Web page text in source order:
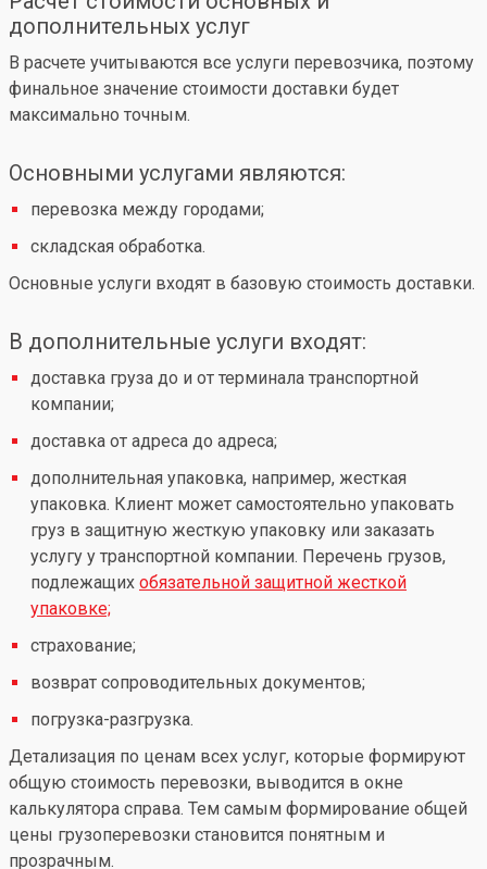
дополнительных услуг
В расчете учитываются все услуги перевозчика, поэтому
финальное значение стоимости доставки будет
максимально точным.
Основными услугами являются:
перевозка между городами;
складская обработка.
Основные услуги входят в базовую стоимость доставки.
В дополнительные услуги входят:
доставка груза до и от терминала транспортной
компании;
доставка от адреса до адреса;
дополнительная упаковка, например, жесткая
упаковка. Клиент может самостоятельно упаковать
груз в защитную жесткую упаковку или заказать
услугу у транспортной компании. Перечень грузов,
подлежащих обязательной защитной жесткой
упаковке;
страхование;
возврат сопроводительных документов;
погрузка-разгрузка.
Детализация по ценам всех услуг, которые формируют
общую стоимость перевозки, выводится в окне
калькулятора справа. Тем самым формирование общей
цены грузоперевозки становится понятным и
прозрачным.